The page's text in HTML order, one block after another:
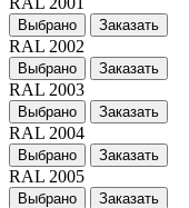
Выбрано Заказать
RAL 2002
Выбрано Заказать
RAL 2003
Выбрано Заказать
RAL 2004
Выбрано Заказать
RAL 2005
Выбрано Заказать